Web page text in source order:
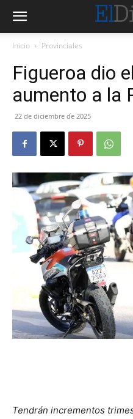
Inicio Provinciales
Figueroa dio
aumento a la
22 de diciembre de 2025
Tendrán incrementos